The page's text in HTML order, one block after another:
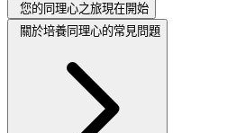
您的同理心之旅現在開始
關於培養同理心的常見問題